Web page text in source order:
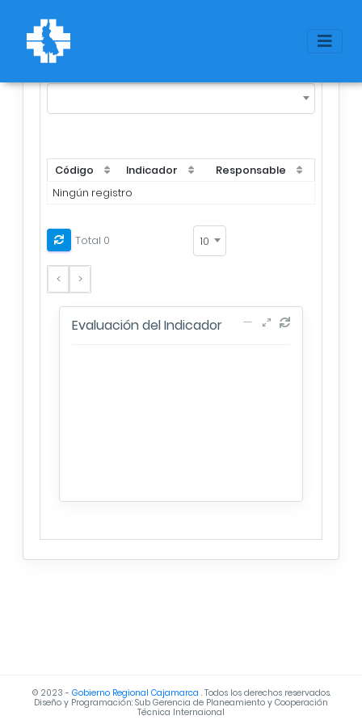
Código Indicador
Responsable
Ningún registro
Total 0 10
< >
Evaluación del Indicador
© 2023 - Gobierno Regional Cajamarca . Todos los derechos reservados.
Diseño y Programación: Sub Gerencia de Planeamiento y Cooperación
Técnica Internaional